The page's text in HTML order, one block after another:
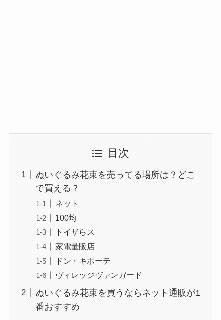
目次
ぬいぐるみ花束を売ってる場所は？どこ
で買える？
ネット
100均
トイザらス
家電量販店
ドン・キホーテ
ヴィレッジヴァンガード
ぬいぐるみ花束を買うならネット通販が1
番おすすめ